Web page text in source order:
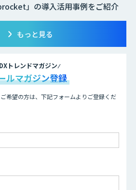
」の導入活用事例をご紹介
もっと見る
DXトレンドマガジン
ルマガジン登録
希望の方は、下記フォームよりご登録くだ